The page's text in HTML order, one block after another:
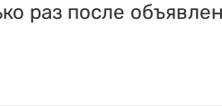
раз после